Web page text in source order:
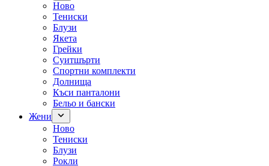
Ново
Тениски
Блузи
Якета
Грейки
Суитшърти
Спортни комплекти
Долнища
Къси панталони
Бельо и бански
Жени
Ново
Тениски
Блузи
Рокли